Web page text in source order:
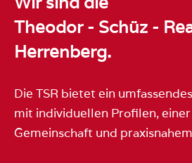
Theodor - Schüz -
Herrenberg.
Die TSR bietet ein
mit individuellen Profilen,
Gemeinschaft und